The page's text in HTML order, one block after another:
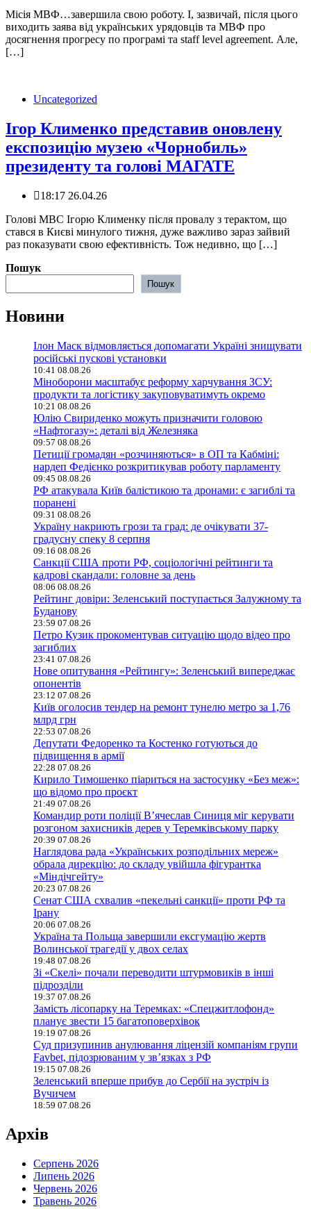
Місія МВФ…завершила свою роботу. І, зазвичай, після цього
виходить заява від українських урядовців та МВФ про
досягнення прогресу по програмі та staff level agreement. Але,
[…]
Uncategorized
Ігор Клименко представив оновлену
експозицію музею «Чорнобиль»
президенту та голові МАГАТЕ
18:17 26.04.26
‍️Голові МВС Ігорю Клименку після провалу з терактом, що
стався в Києві минулого тижня, дуже важливо зараз зайвий
раз показувати свою ефективність. Тож недивно, що […]
Пошук
Пошук
Новини
Ілон Маск відмовляється допомагати Україні знищувати
російські пускові установки
10:41 08.08.26
Міноборони масштабує реформу харчування ЗСУ:
продукти та логістику закуповуватимуть окремо
10:21 08.08.26
Юлію Свириденко можуть призначити головою
«Нафтогазу»: деталі від Железняка
09:57 08.08.26
Петиції громадян «розчиняються» в ОП та Кабміні:
нардеп Федієнко розкритикував роботу парламенту
09:45 08.08.26
РФ атакувала Київ балістикою та дронами: є загиблі та
поранені
09:31 08.08.26
Україну накриють грози та град: де очікувати 37-
градусну спеку 8 серпня
09:16 08.08.26
Санкції США проти РФ, соціологічні рейтинги та
кадрові скандали: головне за день
08:06 08.08.26
Рейтинг довіри: Зеленський поступається Залужному та
Буданову
23:59 07.08.26
Петро Кузик прокоментував ситуацію щодо відео про
загиблих
23:41 07.08.26
Нове опитування «Рейтингу»: Зеленський випереджає
опонентів
23:12 07.08.26
Київ оголосив тендер на ремонт тунелю метро за 1,76
млрд грн
22:53 07.08.26
Депутати Федоренко та Костенко готуються до
підвищення в армії
22:28 07.08.26
Кирило Тимошенко піариться на застосунку «Без меж»:
що відомо про проєкт
21:49 07.08.26
Командир роти поліції В’ячеслав Синиця міг керувати
розгоном захисників дерев у Теремківському парку
20:39 07.08.26
Наглядова рада «Українських розподільних мереж»
обрала дирекцію: до складу увійшла фігурантка
«Міндічгейту»
20:23 07.08.26
Сенат США схвалив «пекельні санкції» проти РФ та
Ірану
20:06 07.08.26
Україна та Польща завершили ексгумацію жертв
Волинської трагедії у двох селах
19:48 07.08.26
Зі «Скелі» почали переводити штурмовиків в інші
підрозділи
19:37 07.08.26
Замість лісопарку на Теремках: «Спецжитлофонд»
планує звести 15 багатоповерхівок
19:19 07.08.26
Суд призупинив анулювання ліцензій компаніям групи
Favbet, підозрюваним у зв’язках з РФ
19:15 07.08.26
Зеленський вперше прибув до Сербії на зустріч із
Вучичем
18:59 07.08.26
Архів
Серпень 2026
Липень 2026
Червень 2026
Травень 2026